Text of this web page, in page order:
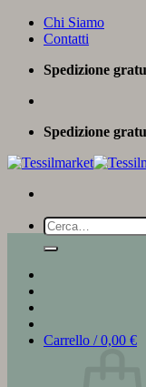
Salta
Chi Siamo
Contatti
Spedizione
Spedizione
Cerca:
Carrello /0,00 €